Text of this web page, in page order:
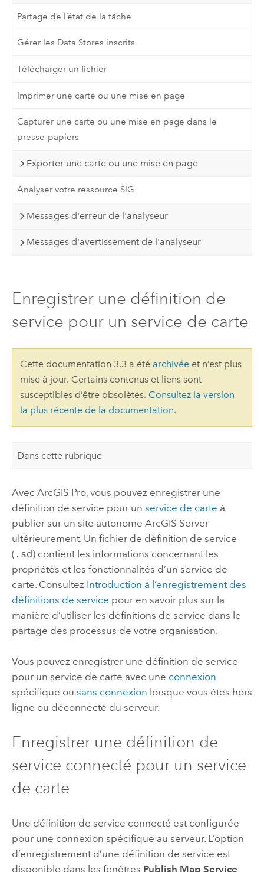
Partage de l’état de la tâche
Gérer les Data Stores inscrits
Télécharger un fichier
Imprimer une carte ou une mise en page
Capturer une carte ou une mise en page dans le
presse-papiers
Exporter une carte ou une mise en page
Analyser votre ressource SIG
Messages d'erreur de l'analyseur
Messages d'avertissement de l'analyseur
Enregistrer une définition de
service pour un service de carte
Cette documentation 3.3 a été archivéeet n’est plus
mise à jour. Certains contenus et liens sont
susceptibles d’être obsolètes. Consultez la version
la plus récente de la documentation.
Dans cette rubrique
Avec ArcGIS Pro, vous pouvez enregistrer une
définition de service pour un service de carte à
publier sur un site autonome ArcGIS Server
ultérieurement. Un fichier de définition de service
( .sd) contient les informations concernant les
propriétés et les fonctionnalités d’un service de
carte. Consultez Introduction à l’enregistrement des
définitions de service pour en savoir plus sur la
manière d’utiliser les définitions de service dans le
partage des processus de votre organisation.
Vous pouvez enregistrer une définition de service
pour un service de carte avec une connexion
spécifique ou sans connexion lorsque vous êtes hors
ligne ou déconnecté du serveur.
Enregistrer une définition de
service connecté pour un service
de carte
Une définition de service connecté est configurée
pour une connexion spécifique au serveur. L’option
d’enregistrement d’une définition de service est
disponible dans les fenêtres Publish Map Service